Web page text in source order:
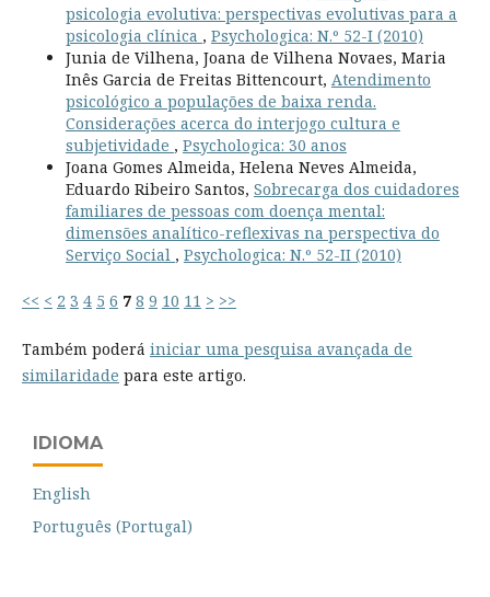
psicologia evolutiva: perspectivas evolutivas para a
psicologia clínica , Psychologica: N.º 52-I (2010)
Junia de Vilhena, Joana de Vilhena Novaes, Maria
Inês Garcia de Freitas Bittencourt, Atendimento
psicológico a populações de baixa renda.
Considerações acerca do interjogo cultura e
subjetividade , Psychologica: 30 anos
Joana Gomes Almeida, Helena Neves Almeida,
Eduardo Ribeiro Santos, Sobrecarga dos cuidadores
familiares de pessoas com doença mental:
dimensões analítico-reflexivas na perspectiva do
Serviço Social , Psychologica: N.º 52-II (2010)
<< < 2 3 4 5 6 7 8 9 10 11 > >>
Também poderá iniciar uma pesquisa avançada de
similaridade para este artigo.
IDIOMA
English
Português (Portugal)